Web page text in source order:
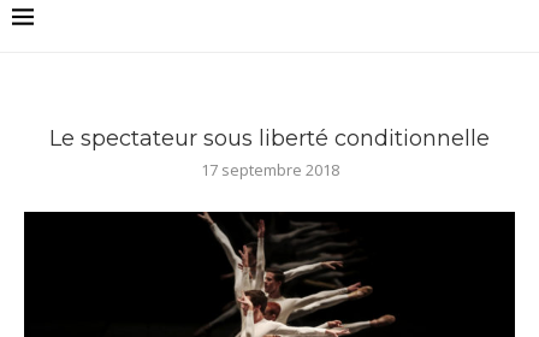
Le spectateur sous liberté conditionnelle
17 septembre 2018